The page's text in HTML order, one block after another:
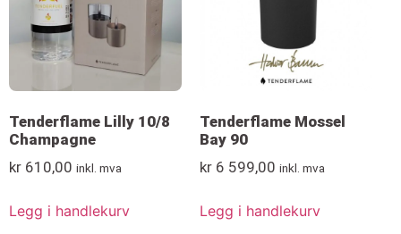
Tenderflame Lilly 10/8
Champagne
kr 610,00 inkl. mva
Legg i handlekurv
Tenderflame Mossel
Bay 90
kr6 599,00 inkl. mva
Legg i handlekurv